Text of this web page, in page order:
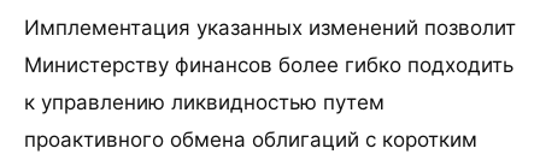
Имплементация указанных изменений позволит
Министерству финансов более гибко подходить
к управлению ликвидностью путем
проактивного обмена облигаций с коротким